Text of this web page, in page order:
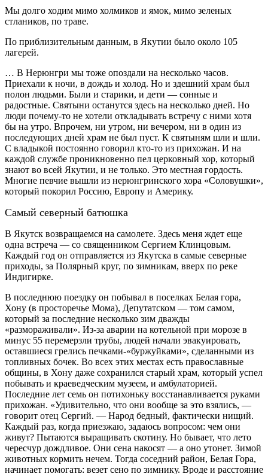
Мы долго ходим мимо холмиков и ямок, мимо зеленых
стлаников, по траве.
По приблизительным данным, в Якутии было около 105
лагерей.
… В Нерюнгри мы тоже опоздали на несколько часов.
Приехали к ночи, в дождь и холод. Но и здешний храм был
полон людьми. Были и старики, и дети — сонные и
радостные. Святыни останутся здесь на несколько дней. Но
люди почему-то не хотели откладывать встречу с ними хотя
бы на утро. Впрочем, ни утром, ни вечером, ни в один из
последующих дней храм не был пуст. К святыням шли и шли.
С владыкой постоянно говорил кто-то из прихожан. И на
каждой службе проникновенно пел церковный хор, который
знают во всей Якутии, и не только. Это местная гордость.
Многие певчие вышли из нерюнгринского хора «Соловушки»,
который покорил Россию, Европу и Америку.
Самый северный батюшка
В Якутск возвращаемся на самолете. Здесь меня ждет еще
одна встреча — со священником Сергием Клинцовым.
Каждый год он отправляется из Якутска в самые северные
приходы, за Полярный круг, по зимникам, вверх по реке
Индигирке.
В последнюю поездку он побывал в поселках Белая гора,
Хону (в просторечье Мома), Депутатском — том самом,
который за последние несколько зим дважды
«размораживали». Из-за аварии на котельной при морозе в
минус 55 перемерзли трубы, людей начали эвакуировать,
оставшиеся грелись печками-«буржуйками», сделанными из
топливных бочек. Во всех этих местах есть православные
общины, в Хону даже сохранился старый храм, который успел
побывать и краеведческим музеем, и амбулаторией.
Последние лет семь он потихоньку восстанавливается руками
прихожан. «Удивительно, что они вообще за это взялись, —
говорит отец Сергий. — Народ бедный, фактически нищий.
Каждый раз, когда приезжаю, задаюсь вопросом: чем они
живут? Пытаются выращивать скотину. Но бывает, что лето
чересчур дождливое. Они сена накосят — а оно утонет. Зимой
животных кормить нечем. Тогда соседний район, Белая Гора,
начинает помогать: везет сено по зимнику. Вроде и расстояние